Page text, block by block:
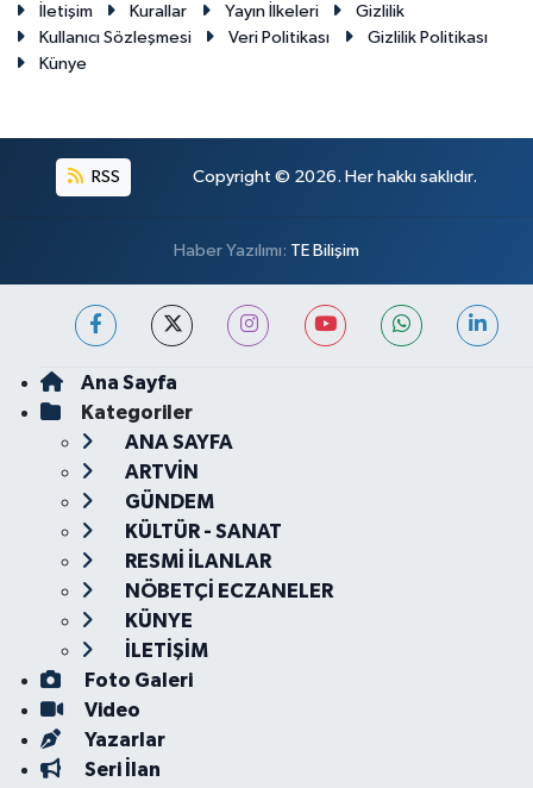
İletişim Kurallar Yayın İlkeleri
Gizlilik
Kullanıcı Sözleşmesi
Veri Politikası
Gizlilik Politikası
Künye
RSS Copyright © 2026. Her hakkı saklıdır.
Haber Yazılımı: TE Bilişim
Ana Sayfa
Kategoriler
ANA SAYFA
ARTVİN
GÜNDEM
KÜLTÜR - SANAT
RESMİ İLANLAR
NÖBETÇİ ECZANELER
KÜNYE
İLETİŞİM
Foto Galeri
Video
Yazarlar
Seri İlan